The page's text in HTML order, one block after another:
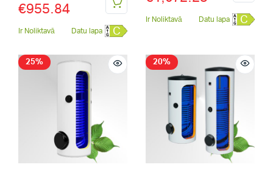
€955.84
Ir Noliktavā Datu lapa C
Ir Noliktavā Datu lapa C
25% 20%